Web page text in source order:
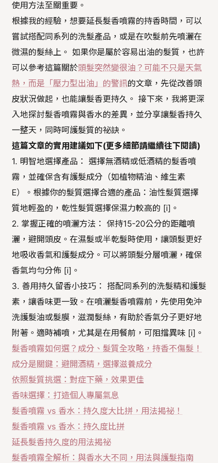
使用方法至關重要。
根據我的經驗，想要延長髮香噴霧的持香時間，可以
嘗試搭配同系列的洗髮產品，或是在吹髮前先噴灑在
微濕的髮絲上。 如果你是屬於容易出油的髮質，也許
可以參考這篇關於頭髮突然變很油？可能不只是天氣
熱，而是「壓力型出油」的警訊的文章，先從改善頭
皮狀況做起，也能讓髮香更持久。 接下來，我將更深
入地探討髮香噴霧與香水的差異，並分享讓髮香持久
一整天，同時呵護髮質的祕訣。
這篇文章的實用建議如下(更多細節請繼續往下閱讀)
1. 明智地選擇產品： 選擇無酒精或低酒精的髮香噴
霧，並確保含有護髮成分（如植物精油、維生素
E）。根據你的髮質選擇合適的產品：油性髮質選擇
質地輕盈的，乾性髮質選擇保濕力較高的 [i]。
2. 掌握正確的噴灑方法： 保持15-20公分的距離噴
灑，避開頭皮。在濕髮或半乾髮時使用，讓頭髮更好
地吸收香氣和護髮成分。可以將頭髮分層噴灑，確保
香氣均勻分佈 [i]。
3. 善用持久留香小技巧： 搭配同系列的洗髮精和護髮
素，讓香味更一致。在噴灑髮香噴霧前，先使用免沖
洗護髮油或髮膜，滋潤髮絲，有助於香氣分子更好地
附著。適時補噴，尤其是在用餐前，可阻擋異味 [i]。
髮香噴霧如何選？成分、髮質全攻略，持香不傷髮！
成分是關鍵：避開酒精，選擇滋養成分
依照髮質挑選：對症下藥，效果更佳
香味選擇：打造個人專屬氣息
髮香噴霧 vs 香水：持久度大比拼，用法揭祕！
髮香噴霧 vs 香水：持久度比拼
延長髮香持久度的用法揭祕
髮香噴霧全解析：與香水大不同，用法與護髮指南